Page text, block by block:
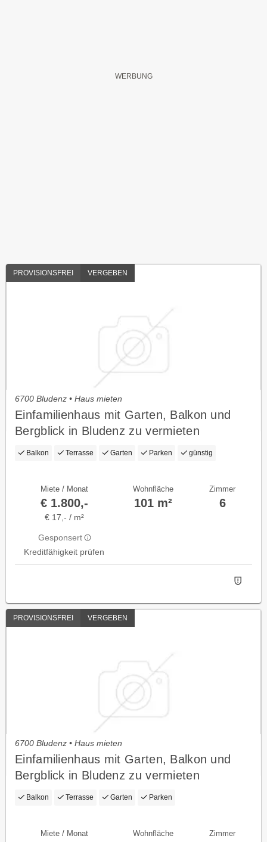
PROVISIONSFREI VERGEBEN
6700 Bludenz • Haus mieten
Einfamilienhaus mit Garten, Balkon und
Bergblick in Bludenz zu vermieten
Balkon Terrasse Garten Parken günstig
Miete / Monat
€ 1.800,-
€ 17,- / m²
Gesponsert
Kreditfähigkeit prüfen
Wohnfläche
101 m²
Zimmer
6
PROVISIONSFREI VERGEBEN
6700 Bludenz • Haus mieten
Einfamilienhaus mit Garten, Balkon und
Bergblick in Bludenz zu vermieten
Balkon Terrasse Garten Parken
Miete / Monat Wohnfläche Zimmer